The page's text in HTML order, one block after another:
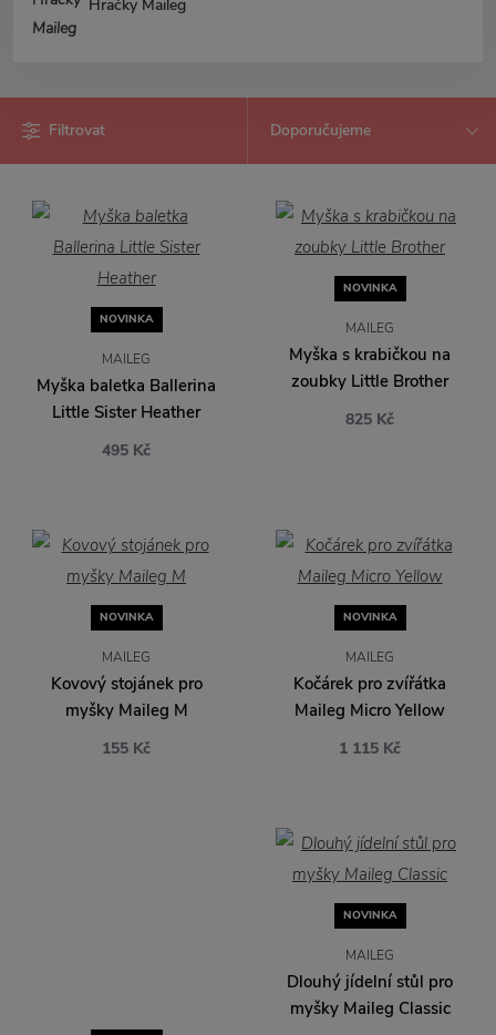
Hračky Maileg
Filtrovat
NOVINKA
MAILEG
Myška baletka Ballerina
Little Sister Heather
495 Kč
NOVINKA
MAILEG
Myška s krabičkou na
zoubky Little Brother
825 Kč
NOVINKA
MAILEG
Kovový stojánek pro
myšky Maileg M
155 Kč
NOVINKA
MAILEG
Kočárek pro zvířátka
Maileg Micro Yellow
1 115 Kč
NOVINKA
MAILEG
Dlouhý jídelní stůl pro
myšky Maileg Classic